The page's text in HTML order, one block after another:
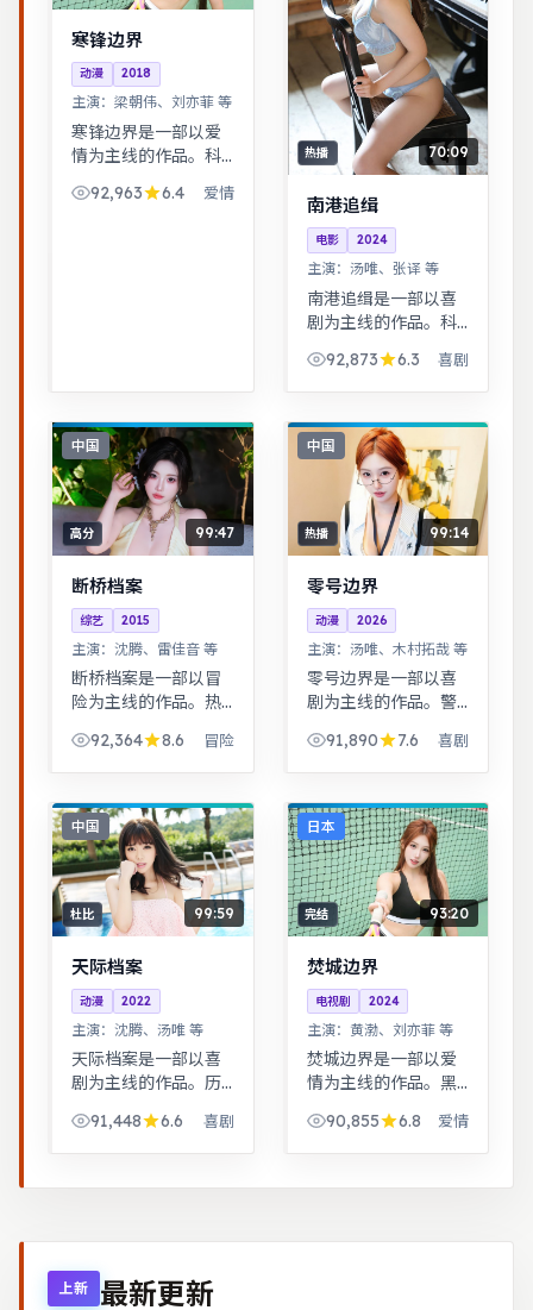
寒锋边界
动漫 2018
主演： 梁朝伟、刘亦菲 等
寒锋边界是一部以爱
情为主线的作品。科
幻设定下探讨亲情与
记忆，视觉风格鲜
92,963 6.4 爱情
热播 70:09
南港追缉
电影 2024
主演： 汤唯、张译 等
南港追缉是一部以喜
剧为主线的作品。科
记忆，视觉风格鲜
明，节奏张弛有度。
舒缓，适合放松解压
观看。
92,873 6.3 喜剧
中国
高分 99:47
断桥档案
综艺 2015
主演： 沈腾、雷佳音 等
断桥档案是一部以冒
险为主线的作品。热
与信念贯穿始终，适
合全家观看。古装背
像刻画细腻，权谋与
情感并重。
92,364 8.6 冒险
中国
热播 99:14
零号边界
动漫 2026
主演： 汤唯、木村拓哉 等
零号边界是一部以喜
剧为主线的作品。警
突出，节奏紧凑，场
面调度成熟。平凡小
出艰难抉择，最终与
自我和解。
91,890 7.6 喜剧
中国
杜比 99:59
天际档案
动漫 2022
主演： 沈腾、汤唯 等
天际档案是一部以喜
剧为主线的作品。历
运，细节考究，叙事
沉稳。奇幻世界观完
91,448 6.6 喜剧
日本
完结 93:20
焚城边界
电视剧 2024
主演： 黄渤、刘亦菲 等
焚城边界是一部以爱
情为主线的作品。黑
言，荒诞中见真实。
古装背景下的人性博
90,855 6.8 爱情
上新 最新更新